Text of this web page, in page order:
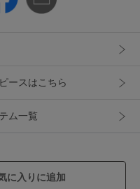
掛けやお呼ばれに対応
チ性、シワになりにく
回しに最高の素材です
ースはこちら
ム一覧
に入りに追加